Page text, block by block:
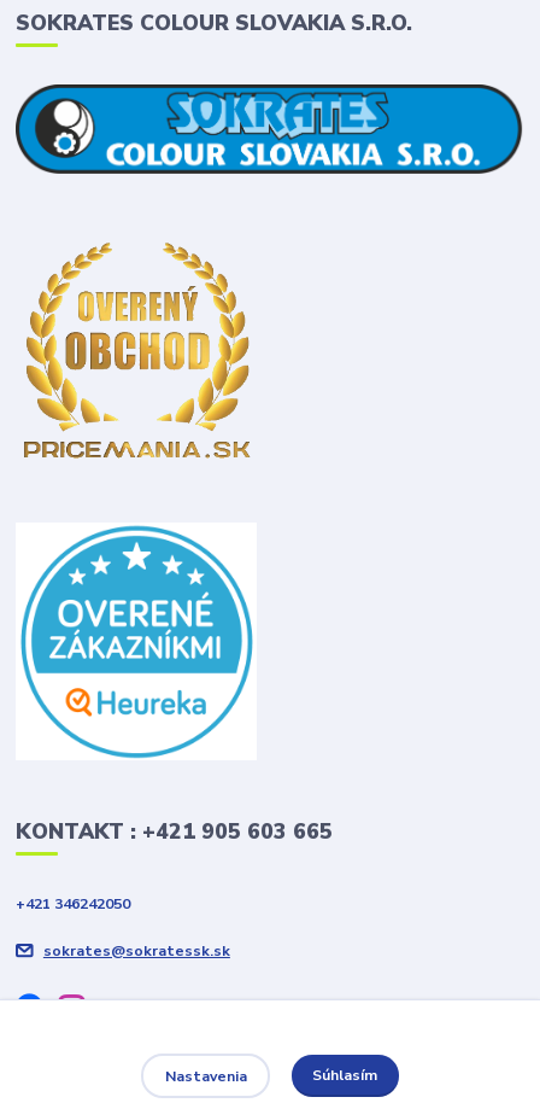
SOKRATES COLOUR SLOVAKIA S.R.O.
KONTAKT : +421 905 603 665
+421 346242050
sokrates@sokratessk.sk
Nastavenia Súhlasím